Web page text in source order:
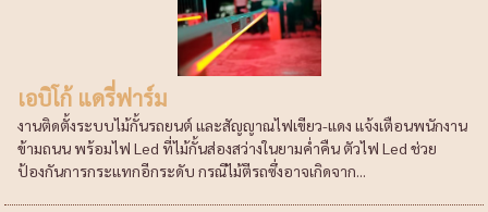
เอบิโก้ แดรี่ฟาร์ม
งานติดตั้งระบบไม้กั้นรถยนต์ และสัญญาณไฟเขียว-แดง แจ้งเตือนพนักงาน
ข้ามถนน พร้อมไฟ Led ที่ไม้กั้นส่องสว่างในยามค่ำคืน ตัวไฟ Led ช่วย
ป้องกันการกระแทกอีกระดับ กรณีไม้ตีรถซึ่งอาจเกิดจาก...